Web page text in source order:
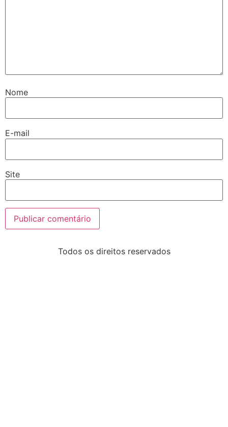
Nome
E-mail
Site
Todos os direitos reservados